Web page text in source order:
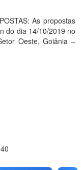
As propostas
do dia 14/10/2019 no
Oeste, Goiânia –